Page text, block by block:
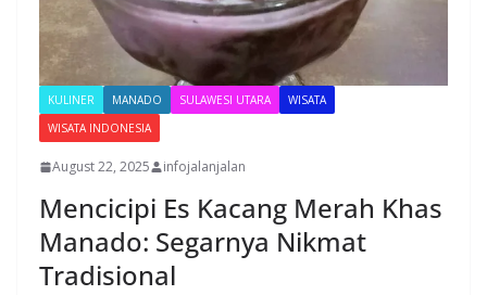
KULINER MANADO SULAWESI UTARA
WISATA
WISATA INDONESIA
August 22, 2025 infojalanjalan
Mencicipi Es Kacang Merah Khas
Manado: Segarnya Nikmat
Tradisional